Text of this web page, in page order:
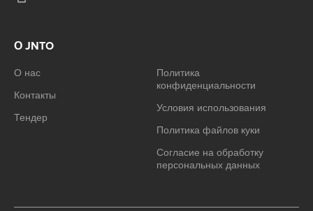
О JNTO
О нас
Контакты
Тендер
Политика
конфиденциальности
Условия использования
Политика файлов куки
Согласие на обработку
персональных данных